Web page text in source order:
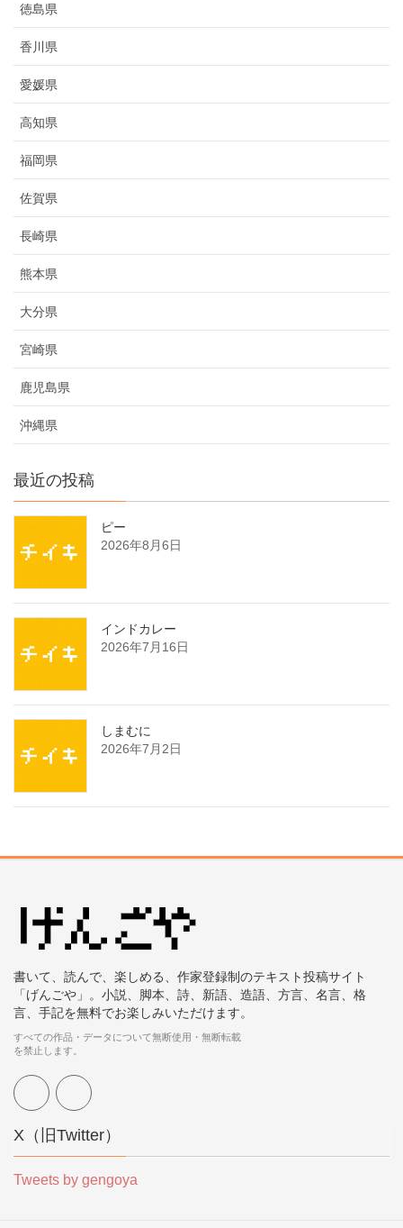
徳島県
香川県
愛媛県
高知県
福岡県
佐賀県
長崎県
熊本県
大分県
宮崎県
鹿児島県
沖縄県
最近の投稿
ピー
2026年8月6日
インドカレー
2026年7月16日
しまむに
2026年7月2日
書いて、読んで、楽しめる、作家登録制のテキスト投稿サイト
「げんごや」。小説、脚本、詩、新語、造語、方言、名言、格
言、手記を無料でお楽しみいただけます。
すべての作品・データについて無断使用・無断転載
を禁止します。
X（旧Twitter）
Tweets by gengoya